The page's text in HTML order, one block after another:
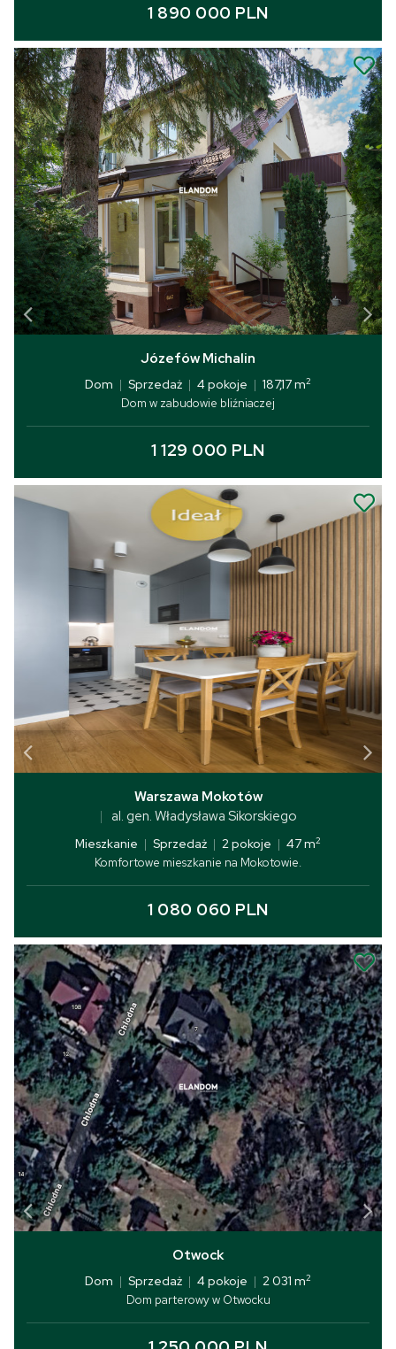
1 890 000 PLN
Józefów Michalin
Dom | Sprzedaż | 4 pokoje | 187,17 m2
Dom w zabudowie bliźniaczej
1 129 000 PLN
Warszawa Mokotów
al. gen. Władysława Sikorskiego
Mieszkanie | Sprzedaż | 2 pokoje | 47 m2
Komfortowe mieszkanie na Mokotowie.
1 080 060 PLN
Otwock
Dom | Sprzedaż | 4 pokoje | 2 031 m2
Dom parterowy w Otwocku